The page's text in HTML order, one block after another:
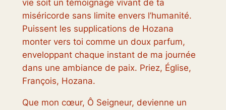
vie soit un témoignage vivant de ta
miséricorde sans limite envers l’humanité.
Puissent les supplications de Hozana
monter vers toi comme un doux parfum,
enveloppant chaque instant de ma journée
dans une ambiance de paix. Priez, Église,
François, Hozana.
Que mon cœur, Ô Seigneur, devienne un